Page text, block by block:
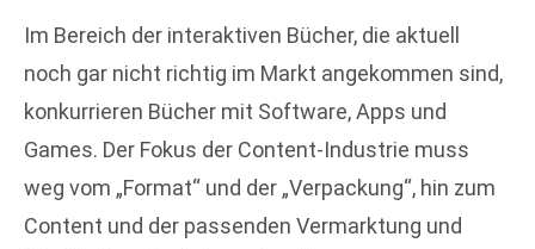
Im Bereich der interaktiven Bücher, die aktuell
noch gar nicht richtig im Markt angekommen sind,
konkurrieren Bücher mit Software, Apps und
Games. Der Fokus der Content-Industrie muss
weg vom „Format“ und der „Verpackung“, hin zum
Content und der passenden Vermarktung und